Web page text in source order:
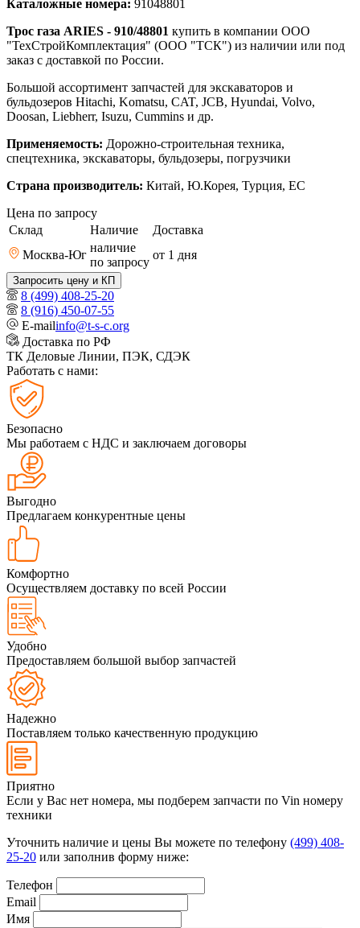
Каталожные номера: 91048801
Трос газа ARIES - 910/48801 купить в компании ООО
"ТехСтройКомплектация" (ООО "ТСК") из наличии или под
заказ с доставкой по России.
Большой ассортимент запчастей для экскаваторов и
бульдозеров Hitachi, Komatsu, CAT, JCB, Hyundai, Volvo,
Doosan, Liebherr, Isuzu, Cummins и др.
Применяемость: Дорожно-строительная техника,
спецтехника, экскаваторы, бульдозеры, погрузчики
Страна производитель: Китай, Ю.Корея, Турция, ЕС
Цена по запросу
Склад
Наличие
Доставка
Москва-Юг
наличие
по запросу
от 1 дня
Запросить цену и КП
8 (499) 408-25-20
8 (916) 450-07-55
E-mailinfo@t-s-c.org
Доставка по РФ
ТК Деловые Линии, ПЭК, СДЭК
Работать с нами:
Безопасно
Мы работаем с НДС и заключаем договоры
Выгодно
Предлагаем конкурентные цены
Комфортно
Осуществляем доставку по всей России
Удобно
Предоставляем большой выбор запчастей
Надежно
Поставляем только качественную продукцию
Приятно
Если у Вас нет номера, мы подберем запчасти по Vin номеру
техники
Уточнить наличие и цены Вы можете по телефону (499) 408-
25-20 или заполнив форму ниже:
Телефон
Email
Имя